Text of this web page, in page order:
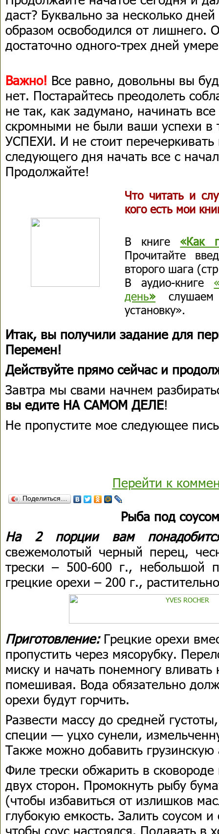
даст? Буквально за несколько
образом освободился от лишнего.
достаточно одного-трех дней
Важно! Все равно, довольны вы
нет. Постарайтесь преодолеть
не так, как задумано, начинать
скромными не были ваши успехи в
УСПЕХИ. И не стоит
следующего дня начать все с
Продолжайте!
Что читать и
кого есть мои
В книге «Как
Прочитайте
второго шага
В аудио-книге
день»
установку».
Итак, вы получили задание для
Перемен!
Действуйте прямо сейчас и
Завтра мы свами начнем
вы едите НА САМОМ ДЕЛЕ!
Не пропустите мое следующее
Перейти к
Поделиться…
Рыба под
На 2 порции вам
свежемолотый черный перец,
трески – 500-600 г., небольшой
грецкие орехи – 200 г.,
Приготовление:Грецкие орехи
пропустить через мясорубку.
миску и начать понемногу
помешивая. Вода обязательно
орехи будут горчить.
Развести массу до средней
специи — уцхо сунели,
Также можно добавить
Филе трески обжарить в
двух сторон. Промокнуть рыбу
(чтобы избавиться от излишков
глубокую емкость. Залить соусом
чтобы соус настоялся. Подавать в